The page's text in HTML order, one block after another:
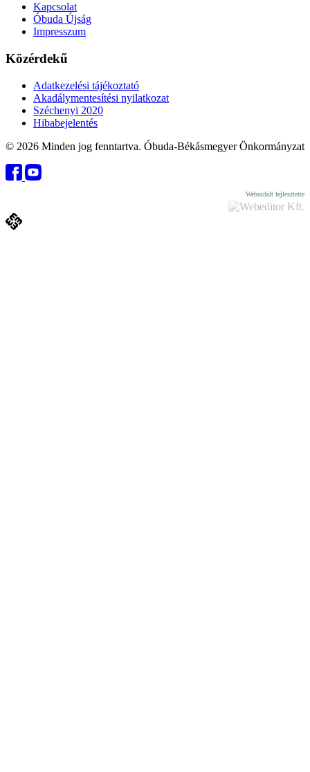
Kapcsolat
Óbuda Újság
Impresszum
Közérdekű
Adatkezelési tájékoztató
Akadálymentesítési nyilatkozat
Széchenyi 2020
Hibabejelentés
© 2026 Minden jog fenntartva. Óbuda-Békásmegyer Önkormányzat
Weboldalt fejlesztette